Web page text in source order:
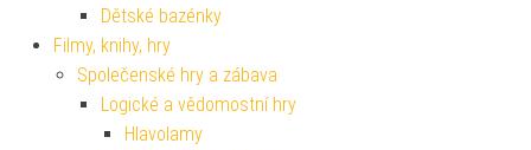
Dětské bazénky
Filmy, knihy, hry
Společenské hry a zábava
Logické a vědomostní hry
Hlavolamy